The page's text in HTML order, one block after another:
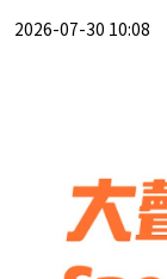
2026-07-30 10:08